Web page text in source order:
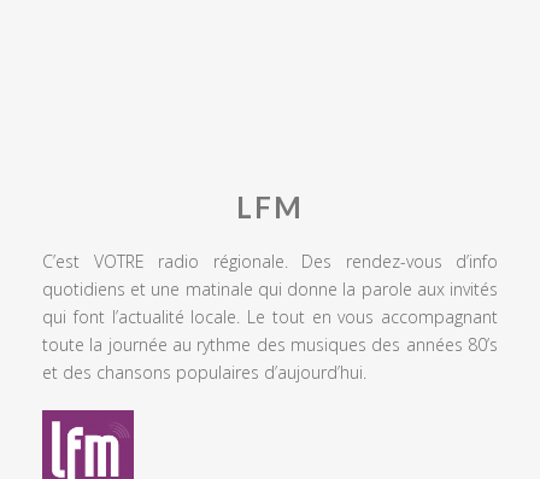
LFM
C’est VOTRE radio régionale. Des rendez-vous d’info
quotidiens et une matinale qui donne la parole aux invités
qui font l’actualité locale. Le tout en vous accompagnant
toute la journée au rythme des musiques des années 80’s
et des chansons populaires d’aujourd’hui.